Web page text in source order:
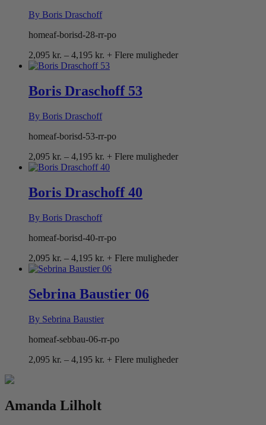
By Boris Draschoff
homeaf-borisd-28-rr-po
2,095 kr. – 4,195 kr. Prisinterval:
2,095 kr.
4,195 kr.
+ Flere muligheder
Boris Draschoff 53
By Boris Draschoff
homeaf-borisd-53-rr-po
2,095 kr. – 4,195 kr. Prisinterval:
2,095 kr.
4,195 kr.
+ Flere muligheder
Boris Draschoff 40
By Boris Draschoff
homeaf-borisd-40-rr-po
2,095 kr. – 4,195 kr. Prisinterval:
2,095 kr.
4,195 kr.
+ Flere muligheder
Sebrina Baustier 06
By Sebrina Baustier
homeaf-sebbau-06-rr-po
2,095 kr. – 4,195 kr. Prisinterval:
+ Flere muligheder
Amanda Lilholt